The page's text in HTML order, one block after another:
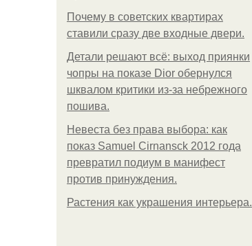
Почему в советских квартирах
ставили сразу две входные двери.
Детали решают всё: выход приянки
чопры на показе Dior обернулся
шквалом критики из-за небрежного
пошива.
Невеста без права выбора: как
показ Samuel Cirnansck 2012 года
превратил подиум в манифест
против принуждения.
Растения как украшения интерьера.